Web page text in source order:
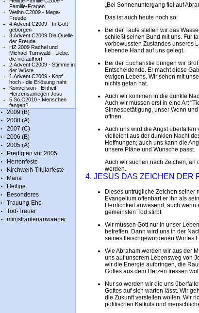
Familie-Fragen
Weihn.C2009 - Mega-
Freude
4.Advent.C2009 - In Gott
geborgen
3.Advent.C2009 Die Quelle
der Freude
HZ 2009 Rachel und
Michael Turnwald - Liebe.
die nie aufhört
2.Advent C2009 - Stimme in
der Wüste
1.Advent.C2009 - Kopf
hoch - die Erlösung naht
Konversion - Einheit
Herzensanliegen Jesu
5.So.C2010 - Menschen
fangen?
2009 (B)
2008 (A)
2007 (C)
2006 (B)
2005 (A)
Predigten vor 2005
Herrenfeste
Kirchweih-Titularfeste
Maria
Heilige
Besonderes
Trauung-Ehe
Tod-Trauer
ministrantenanwaerter
„Bei Sonnenuntergang fiel auf
Das ist auch heute noch so:
Bei der Taufe stellen wir das
schließt seinen Bund mit uns. Für
vorbewussten Zustandes unseres
liebende Hand auf uns gelegt.
Bei der Eucharistie bringen wir
Entscheidende. Er macht diese
ewigen Lebens. Wir sehen mit
nichts getan hat.
Auch wir kommen in die dunkle
Auch wir müssen erst in eine Art
Sinnesbetätigung, unser Wenn
öffnen.
Auch uns wird die Angst überfallen
vielleicht aus der dunklen Nacht
Hoffnungen; auch uns kann die
unsere Pläne und Wünsche passt.
Auch wir suchen nach Zeichen, an
werden.
4. JESUS DAS ZEICHEN DER
Dieses untrügliche Zeichen seiner
Evangelium offenbart er ihn als
Herrlichkeit anwesend, auch
gemeinsten Tod stirbt.
Wir müssen Gott nur in unser
betreffen. Dann wird uns in der
seines fleischgewordenen Wortes
Wie Abraham werden wir aus der
uns auf unserem Lebensweg von
wir die Energie aufbringen, die
Gottes aus dem Herzen fressen
Nur so werden wir die uns
Gottes auf sich warten lässt. Wir
die Zukunft verstellen wollen. Wir
politischen Kalküls und